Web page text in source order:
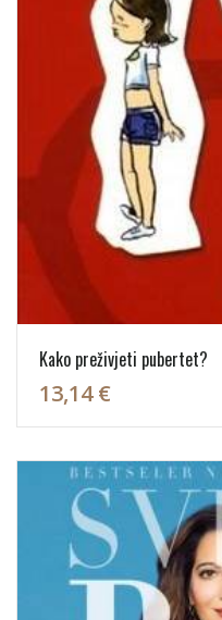
Kako preživjeti pubertet?
13,14 €